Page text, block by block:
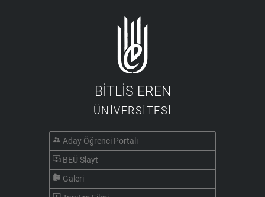
BİTLİS EREN
ÜNİVERSİTESİ
supervisor_account Aday Öğrenci Portalı
important_devices BEÜ Slayt
camera_roll Galeri